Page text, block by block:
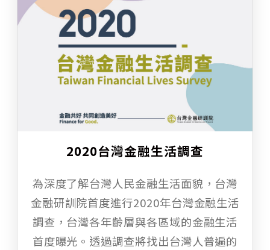
2020台灣金融生活調查
為深度了解台灣人民金融生活面貌，台灣
金融研訓院首度進行2020年台灣金融生活
調查，台灣各年齡層與各區域的金融生活
首度曝光。透過調查將找出台灣人普遍的